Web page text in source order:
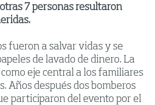
7 personas resultaron
fueron a salvar vidas y se
de lavado de dinero. La
eje central a los familiares
Años después dos bomberos
participaron del evento por el